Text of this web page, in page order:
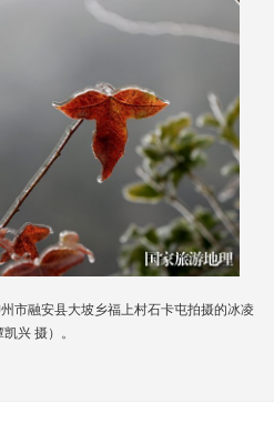
市融安县大坡乡福上村石卡屯拍摄的冰凌
凯兴 摄）。